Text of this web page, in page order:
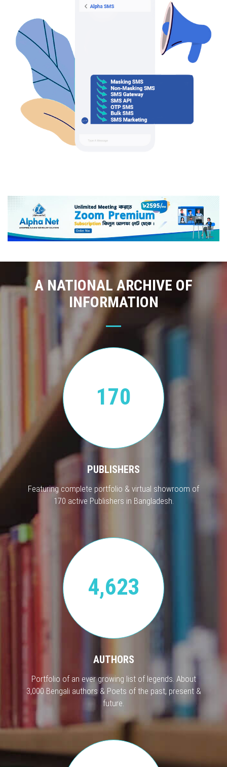
A NATIONAL ARCHIVE OF
INFORMATION
170
PUBLISHERS
Featuring complete portfolio & virtual showroom of
170 active Publishers in Bangladesh.
4,623
AUTHORS
Portfolio of an ever growing list of legends. About
3,000 Bengali authors & Poets of the past, present &
future.